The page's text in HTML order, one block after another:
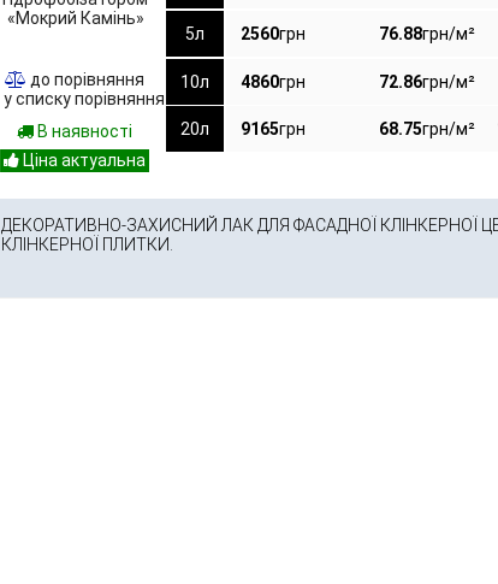
до порівняння
у списку порівняння
В наявності
5л 2560грн 76.88грн/м²
10л 4860грн 72.86грн/м²
20л 9165грн 68.75грн/м²
ДЕКОРАТИВНО-ЗАХИСНИЙ ЛАК ДЛЯ ФАСАДНОЇ КЛІНКЕРНОЇ
КЛІНКЕРНОЇ ПЛИТКИ.